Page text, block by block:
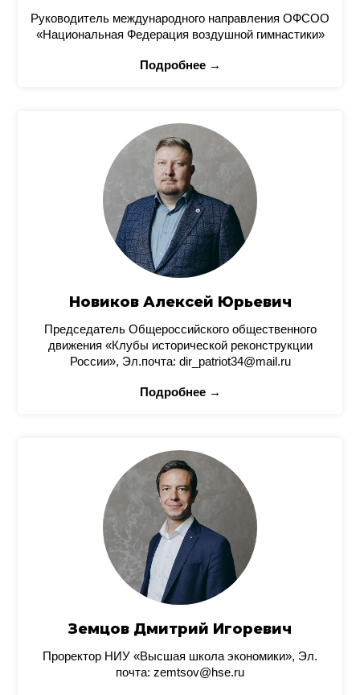
Руководитель международного направления ОФСОО
«Национальная Федерация воздушной гимнастики»
Подробнее →
Новиков Алексей Юрьевич
Председатель Общероссийского общественного
движения «Клубы исторической реконструкции
России», Эл.почта: dir_patriot34@mail.ru
Подробнее →
Земцов Дмитрий Игоревич
Проректор НИУ «Высшая школа экономики», Эл.
почта: zemtsov@hse.ru